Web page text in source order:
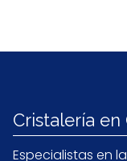
Cristalería en
Especialistas en